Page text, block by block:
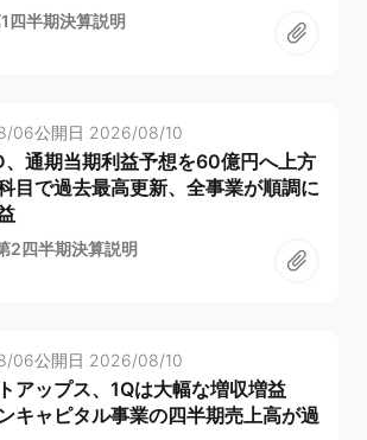
四半期決算説明
06公開日 2026/08/10
、通期当期利益予想を60億円へ上方
で過去最高更新、全事業が順調に
2四半期決算説明
06公開日 2026/08/10
アップス、1Qは大幅な増収増益
キャピタル事業の四半期売上高が過